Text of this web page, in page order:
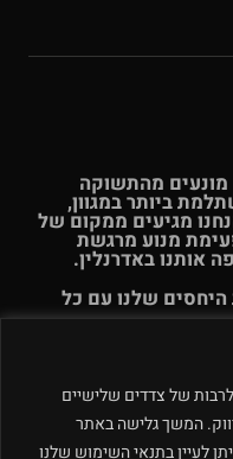
באתר זה נעשה שימוש בקבצי Cookies לרבות של צדדים שלישיים
המשך גלישה באתר
לעיין בתנאי השימוש שלנו
26 שנה, שאנחנו ב- BUY&DRIVE מונעים מהתשוקה
ביותר במגוון,
מגיעים ממקום של
מנוע מרגשת
אותנו באדרנלין.
שלנו עם כל
תקנון
רחוב המלאכה 4, מתחם